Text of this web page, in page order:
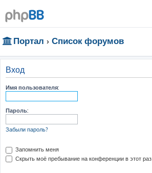
Портал Список форумов
Вход
Имя пользователя:
Пароль:
Забыли пароль?
Запомнить меня
Скрыть моё пребывание на конференции в этот раз